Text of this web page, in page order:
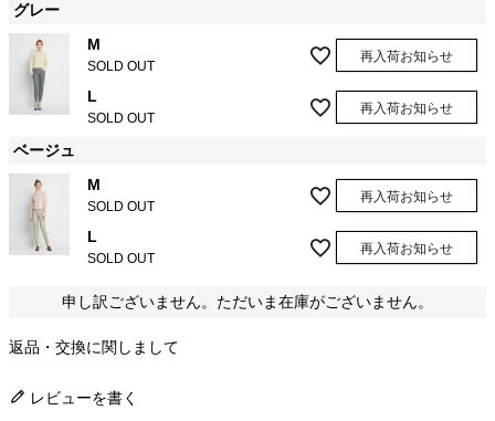
グレー
M
SOLD OUT
再入荷お知らせ
L
SOLD OUT
再入荷お知らせ
ベージュ
M
SOLD OUT
再入荷お知らせ
L
SOLD OUT
再入荷お知らせ
申し訳ございません。ただいま在庫がございません。
返品・交換に関しまして
レビューを書く